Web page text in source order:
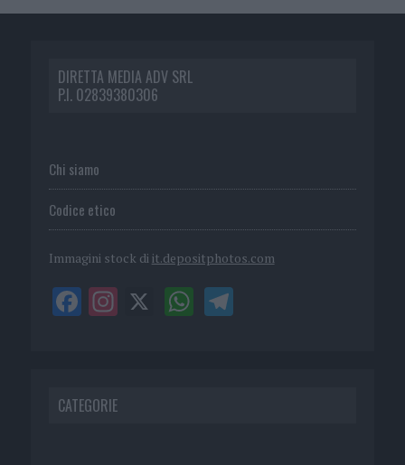
DIRETTA MEDIA ADV SRL
P.I. 02839380306
Chi siamo
Codice etico
Immagini stock di it.depositphotos.com
CATEGORIE